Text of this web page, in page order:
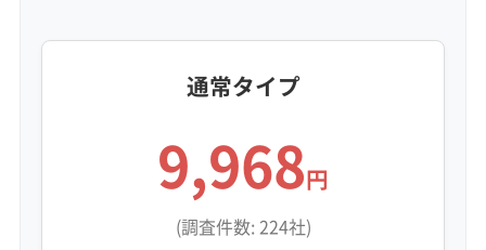
簡易的な掃除ではまったく歯が立ちません。そ
れどころか、汚れを奥に塗り込んでしまい、悪
ん。この問題を根本から解決するには、専用の
洗剤で油膜をしっかり分解し、高圧洗浄で洗い
流す「完全分解洗浄」が最も確実な方法です。
通常タイプ
9,968円
(調査件数: 224社)